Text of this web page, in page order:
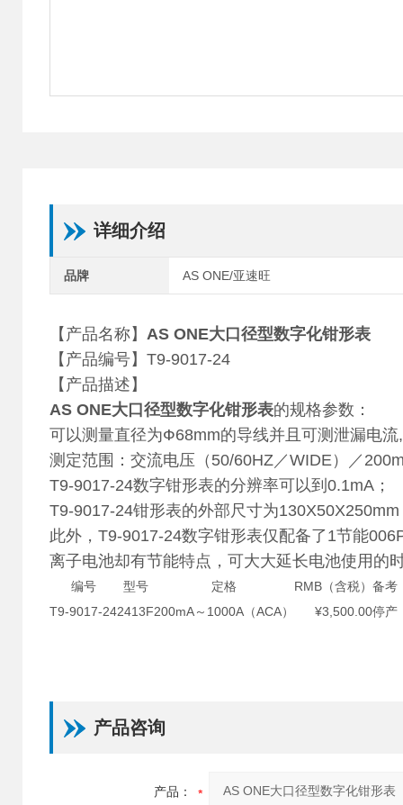
详细介绍
品牌 AS ONE/亚速旺
【产品名称】 AS ONE大口径型数字化钳形表
【产品编号】T9-9017-24
【产品描述】
AS ONE大口径型数字化钳形表的规格参数：
可以测量直径为Ф68mm的导线并且可测泄漏电
测定范围：交流电压（50/60HZ／WIDE）／
T9-9017-24数字钳形表的分辨率可以到0.1mA；
T9-9017-24钳形表的外部尺寸为
此外，T9-9017-24数字钳形表仅配备了1节能
离子电池却有节能特点，可大大延长电池使用的
编号 型号 定格 RMB（含税） 备考
T9-9017-242413F200mA～1000A（ACA） ¥3,500.00停产
产品咨询
产品：